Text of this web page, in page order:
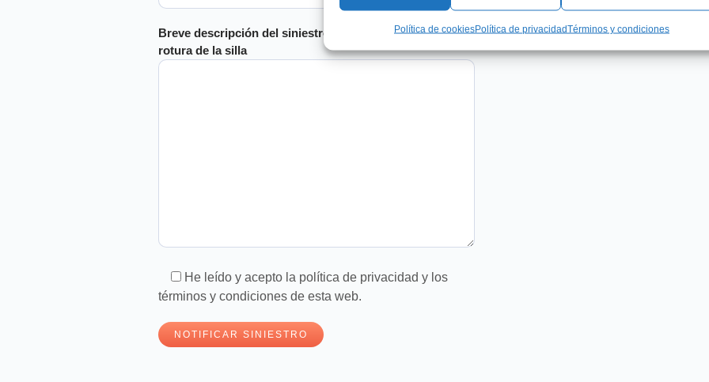
Política de cookiesPolítica de privacidadTérminos y condiciones
Breve descripción del siniestro indicando el tipo de
rotura de la silla
He leído y acepto la política de privacidad y los
términos y condiciones de esta web.